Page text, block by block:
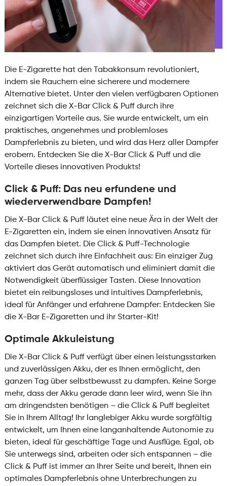
Die E-Zigarette hat den Tabakkonsum revolutioniert,
indem sie Rauchern eine sicherere und modernere
Alternative bietet. Unter den vielen verfügbaren Optionen
zeichnet sich die X-Bar Click & Puff durch ihre
einzigartigen Vorteile aus. Sie wurde entwickelt, um ein
praktisches, angenehmes und problemloses
Dampferlebnis zu bieten, und wird das Herz aller Dampfer
erobern. Entdecken Sie die X-Bar Click & Puff und die
Vorteile dieses innovativen Produkts!
Click & Puff: Das neu erfundene und
wiederverwendbare Dampfen!
Die X-Bar Click & Puff läutet eine neue Ära in der Welt der
E-Zigaretten ein, indem sie einen innovativen Ansatz für
das Dampfen bietet. Die Click & Puff-Technologie
zeichnet sich durch ihre Einfachheit aus: Ein einziger Zug
aktiviert das Gerät automatisch und eliminiert damit die
Notwendigkeit überflüssiger Tasten. Diese Innovation
bietet ein reibungsloses und intuitives Dampferlebnis,
ideal für Anfänger und erfahrene Dampfer: Entdecken Sie
die X-Bar E-Zigaretten und ihr Starter-Kit!
Optimale Akkuleistung
Die X-Bar Click & Puff verfügt über einen leistungsstarken
und zuverlässigen Akku, der es Ihnen ermöglicht, den
ganzen Tag über selbstbewusst zu dampfen. Keine Sorge
mehr, dass der Akku gerade dann leer wird, wenn Sie ihn
am dringendsten benötigen – die Click & Puff begleitet
Sie in Ihrem Alltag! Ihr langlebiger Akku wurde sorgfältig
entwickelt, um Ihnen eine langanhaltende Autonomie zu
bieten, ideal für geschäftige Tage und Ausflüge. Egal, ob
Sie unterwegs sind, arbeiten oder sich entspannen – die
Click & Puff ist immer an Ihrer Seite und bereit, Ihnen ein
optimales Dampferlebnis ohne Unterbrechungen zu